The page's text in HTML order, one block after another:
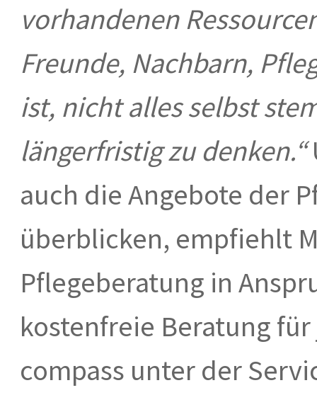
vorhandenen
Freunde, Nachbarn,
ist, nicht alles selbst
längerfristig zu denken.“
auch die Angebote der
überblicken, empfiehlt
Pflegeberatung in
kostenfreie Beratung
compass unter der